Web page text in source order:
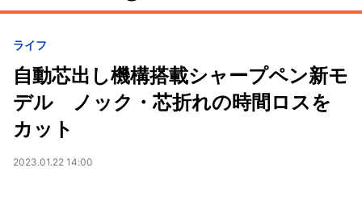
ライフ
自動芯出し機構搭載シャープペン新モ
デル ノック・芯折れの時間ロスを
カット
2023.01.22 14:00